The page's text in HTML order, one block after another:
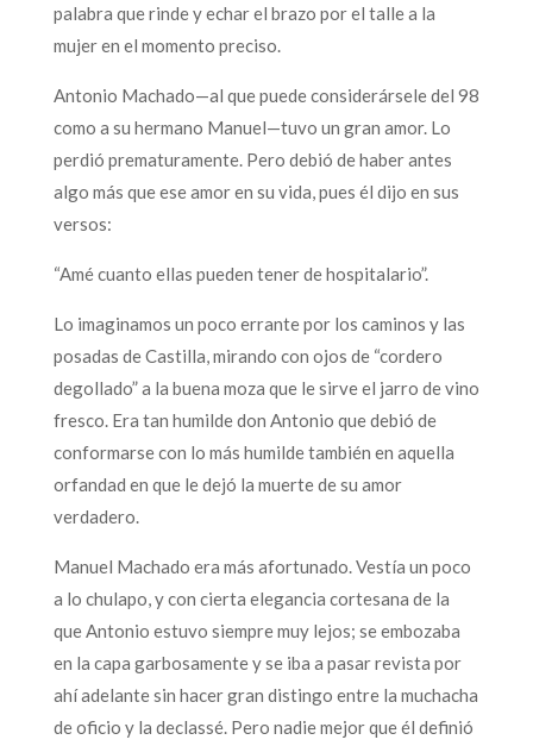
palabra que rinde y echar el brazo por el talle a la
mujer en el momento preciso.
Antonio Machado—al que puede considerársele del 98
como a su hermano Manuel—tuvo un gran amor. Lo
perdió prematuramente. Pero debió de haber antes
algo más que ese amor en su vida, pues él dijo en sus
versos:
“Amé cuanto ellas pueden tener de hospitalario”.
Lo imaginamos un poco errante por los caminos y las
posadas de Castilla, mirando con ojos de “cordero
degollado” a la buena moza que le sirve el jarro de vino
fresco. Era tan humilde don Antonio que debió de
conformarse con lo más humilde también en aquella
orfandad en que le dejó la muerte de su amor
verdadero.
Manuel Machado era más afortunado. Vestía un poco
a lo chulapo, y con cierta elegancia cortesana de la
que Antonio estuvo siempre muy lejos; se embozaba
en la capa garbosamente y se iba a pasar revista por
ahí adelante sin hacer gran distingo entre la muchacha
de oficio y la declassé. Pero nadie mejor que él definió